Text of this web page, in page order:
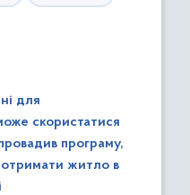
для
скористатися
програму,
житло в